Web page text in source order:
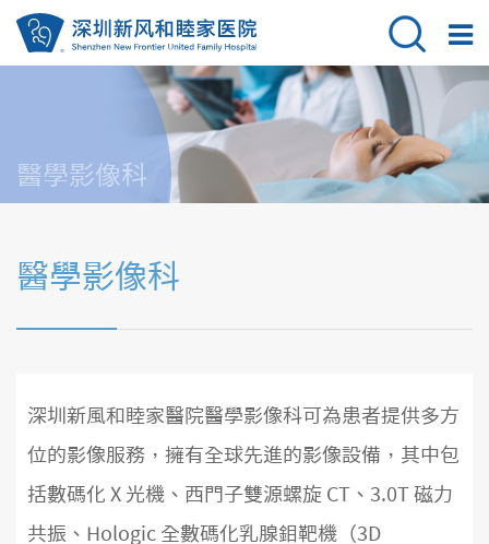
醫學影像科
醫學影像科
深圳新風和睦家醫院醫學影像科可為患者提供多方
位的影像服務，擁有全球先進的影像設備，其中包
括數碼化 X 光機、西門子雙源螺旋 CT、3.0T 磁力
共振、Hologic 全數碼化乳腺鉬靶機（3D